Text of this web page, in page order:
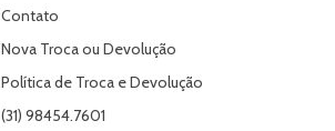
Contato
Nova Troca ou Devolução
Política de Troca e Devolução
(31) 98454.7601